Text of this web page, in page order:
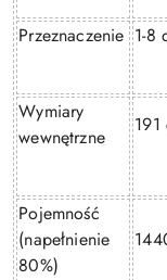
Przeznaczenie 1-8
Wymiary
wewnętrzne
191
Pojemność
(napełnienie
80%)